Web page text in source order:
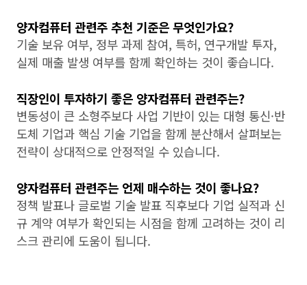
양자컴퓨터 관련주 추천 기준은 무엇인가요?
기술 보유 여부, 정부 과제 참여, 특허, 연구개발 투자,
실제 매출 발생 여부를 함께 확인하는 것이 좋습니다.
직장인이 투자하기 좋은 양자컴퓨터 관련주는?
변동성이 큰 소형주보다 사업 기반이 있는 대형 통신·반
도체 기업과 핵심 기술 기업을 함께 분산해서 살펴보는
전략이 상대적으로 안정적일 수 있습니다.
양자컴퓨터 관련주는 언제 매수하는 것이 좋나요?
정책 발표나 글로벌 기술 발표 직후보다 기업 실적과 신
규 계약 여부가 확인되는 시점을 함께 고려하는 것이 리
스크 관리에 도움이 됩니다.